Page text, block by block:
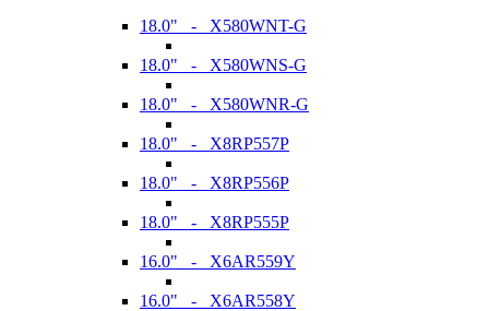
18.0" - X580WNT-G
18.0" - X580WNS-G
18.0" - X580WNR-G
18.0" - X8RP557P
18.0" - X8RP556P
18.0" - X8RP555P
16.0" - X6AR559Y
16.0" - X6AR558Y